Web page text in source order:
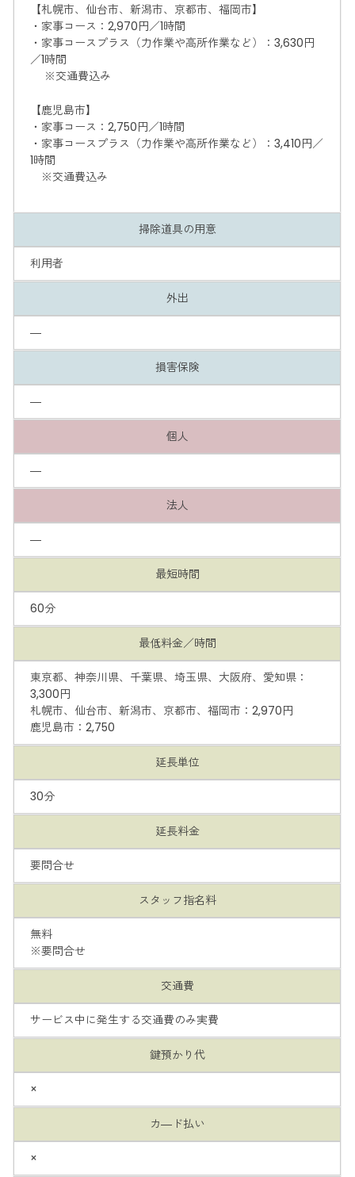
【札幌市、仙台市、新潟市、京都市、福岡市】
・家事コース：2,970円／1時間
・家事コースプラス（力作業や高所作業など）：3,630円
／1時間
※交通費込み
【鹿児島市】
・家事コース：2,750円／1時間
・家事コースプラス（力作業や高所作業など）：3,410円／
1時間
※交通費込み
掃除道具の用意
利用者
外出
―
損害保険
―
個人
―
法人
―
最短時間
60分
最低料金／時間
東京都、神奈川県、千葉県、埼玉県、大阪府、愛知県：
3,300円
札幌市、仙台市、新潟市、京都市、福岡市：2,970円
鹿児島市：2,750
延長単位
30分
延長料金
要問合せ
スタッフ指名料
無料
※要問合せ
交通費
サービス中に発生する交通費のみ実費
鍵預かり代
×
カ―ド払い
×